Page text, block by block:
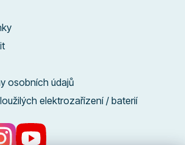
osobních údajů
elektrozařízení / baterií